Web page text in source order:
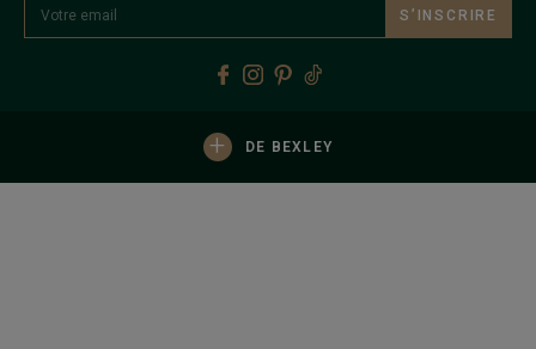
S’INSCRIRE
+ DE BEXLEY